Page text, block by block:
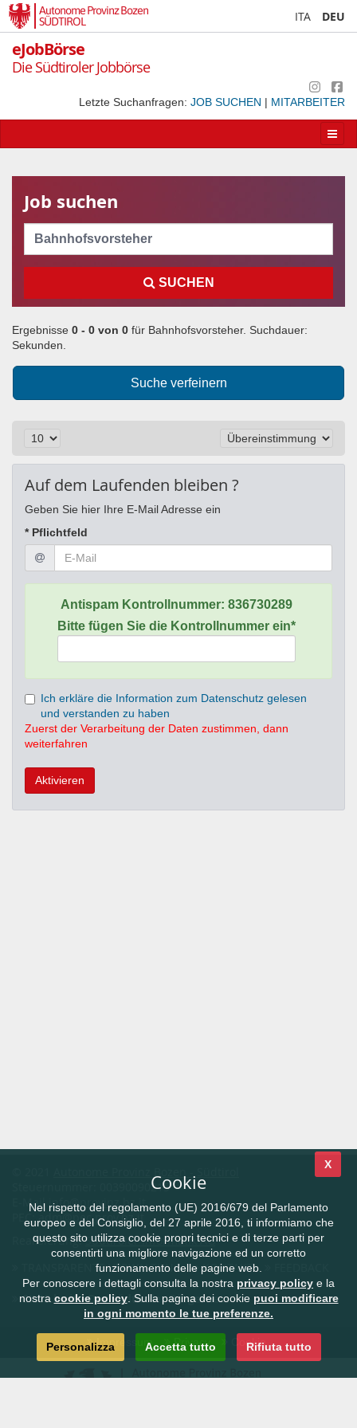
Autonome Provinz Bozen
SÜDTIROL
ITA DEU
eJobBörse
Die Südtiroler Jobbörse
Letzte Suchanfragen: JOB SUCHEN | MITARBEITER
Apri/
la
Job suchen
SUCHEN
Ergebnisse 0 - 0 von 0 für Bahnhofsvorsteher. Suchdauer:
Sekunden.
Suche verfeinern
Auf dem Laufenden bleiben ?
Geben Sie hier Ihre E-Mail Adresse ein
* Pflichtfeld
Antispam Kontrollnummer: 836730289
Bitte fügen Sie die Kontrollnummer ein*
Ich erkläre die Information zum Datenschutz gelesen
und verstanden zu haben
Zuerst der Verarbeitung der Daten zustimmen, dann
weiterfahren
Aktivieren
Steuernummer: 00390090215
E-Mail info@provinz.bz.it
PEC:adm@pec.prov.bz.it
Realisierung:Südtiroler Informatik AG
TRANSPARENTE VERWALTUNG
KONTAKT
CIVIS.bz.it - Das Südtiroler Bürgernetz
Impressum Privacy Cookie
X
Cookie
Nel rispetto del regolamento (UE) 2016/679 del Parlamento
europeo e del Consiglio, del 27 aprile 2016, ti informiamo che
questo sito utilizza cookie propri tecnici e di terze parti per
consentirti una migliore navigazione ed un corretto
funzionamento delle pagine web.
Per conoscere i dettagli consulta la nostra privacy policy e la
nostra cookie policy. Sulla pagina dei cookie puoi modificare
in ogni momento le tue preferenze.
Personalizza Accetta tutto Rifiuta tutto